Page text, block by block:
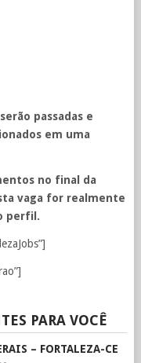
passadas e
em uma
no final da
vaga for realmente
perfil.
PARA VOCÊ
– FORTALEZA-CE